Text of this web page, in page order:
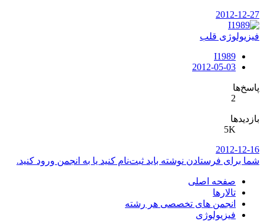
2012-12-27
فیزیولوژی قلب
I1989
2012-05-03
پاسخ‌ها
2
بازدیدها
5K
2012-12-16
شما برای فرستادن نوشته باید ثبت‌نام کنید یا به انجمن ورود کنید.
صفحه اصلی
تالارها
انجمن های تخصصی هر رشته
فیزیولوژی